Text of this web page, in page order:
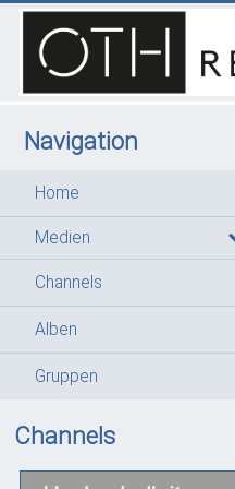
Navigation
Home
Medien
Channels
Alben
Gruppen
Channels